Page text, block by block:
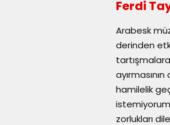
Ferdi
Arabesk
derinden
tartışmalara
hamilelik
zorlukları